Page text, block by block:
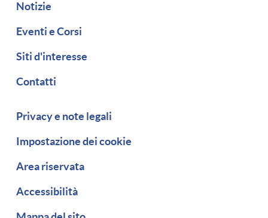
Notizie
Eventi e Corsi
Siti d'interesse
Contatti
Piè di pagina
Privacy e note legali
Impostazione dei cookie
Area riservata
Accessibilità